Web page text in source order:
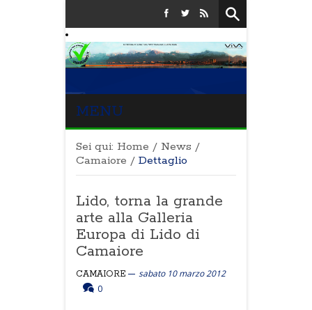
MENU
Sei qui: Home / News /
Camaiore / Dettaglio
Lido, torna la grande
arte alla Galleria
Europa di Lido di
Camaiore
CAMAIORE
sabato 10 marzo 2012
0